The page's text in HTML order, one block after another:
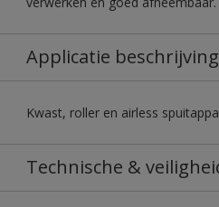
Applicatie beschrijving
Kwast, roller en airless
Technische &